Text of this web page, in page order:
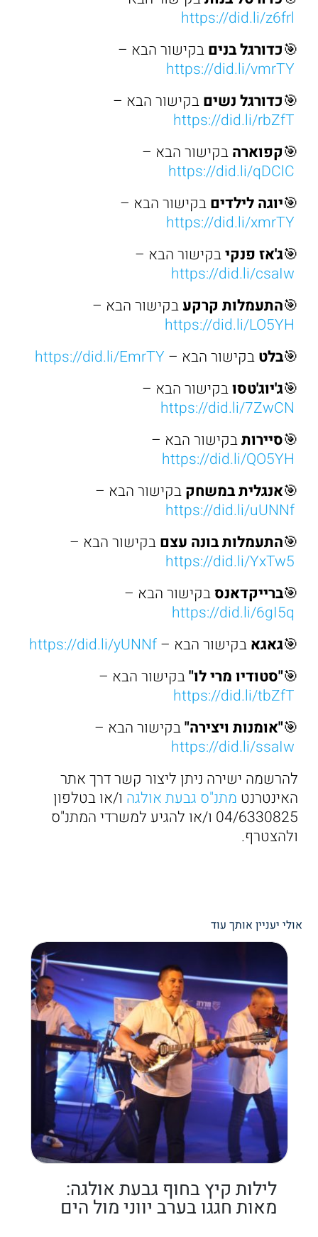
https://did.li/z6frl
🎯כדורגל בניםבקישור הבא –
https://did.li/vmrTY
🎯כדורגל נשיםבקישור הבא –
https://did.li/rbZfT
🎯קפוארהבקישור הבא –
https://did.li/qDClC
🎯יוגה לילדיםבקישור הבא –
https://did.li/xmrTY
🎯ג'אז פנקיבקישור הבא –
https://did.li/csaIw
🎯התעמלות קרקעבקישור הבא –
https://did.li/LO5YH
🎯בלטבקישור הבא – https://did.li/EmrTY
🎯ג'יוג'טסובקישור הבא –
🎯סיירותבקישור הבא –
🎯אנגלית במשחקבקישור הבא –
🎯התעמלות בונה עצםבקישור הבא –
https://did.li/YxTw5
🎯ברייקדאנסבקישור הבא –
https://did.li/6gI5q
🎯גאגאבקישור הבא –https://did.li/yUNNf
🎯"סטודיו מרי לו"בקישור הבא –
https://did.li/tbZfT
🎯"אומנות ויצירה"בקישור הבא –
https://did.li/ssaIw
להרשמה ישירה ניתן ליצור קשר דרך אתר
האינטרנט מתנ"ס גבעת אולגה ו/או בטלפון
04/6330825 ו/או להגיע למשרדי המתנ"ס
ולהצטרף.
אולי יעניין אותך עוד
לילות קיץ בחוף גבעת אולגה:
מאות חגגו בערב יווני מול הים